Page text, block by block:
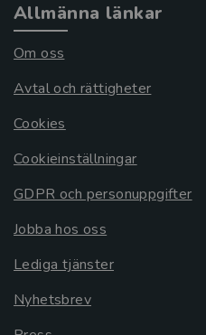
Allmänna länkar
Om oss
Avtal och rättigheter
Cookies
Cookieinställningar
GDPR och personuppgifter
Jobba hos oss
Lediga tjänster
Nyhetsbrev